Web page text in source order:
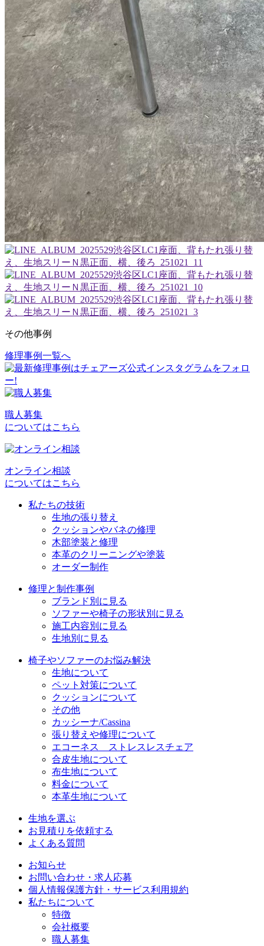
その他事例
投
稿
ナ
ビ
ゲ
ー
シ
ョ
修理事例一覧へ
職人募集
についてはこちら
オンライン相談
についてはこちら
私たちの技術
生地の張り替え
クッションやバネの修理
木部塗装と修理
本革のクリーニングや塗装
オーダー制作
修理と制作事例
ブランド別に見る
ソファーや椅子の形状別に見る
施工内容別に見る
生地別に見る
椅子やソファーのお悩み解決
生地について
ペット対策について
クッションについて
その他
カッシーナ/Cassina
張り替えや修理について
エコーネス ストレスレスチェア
合皮生地について
布生地について
料金について
本革生地について
生地を選ぶ
お見積りを依頼する
よくある質問
お知らせ
お問い合わせ・求人応募
個人情報保護方針・サービス利用規約
私たちについて
特徴
会社概要
職人募集